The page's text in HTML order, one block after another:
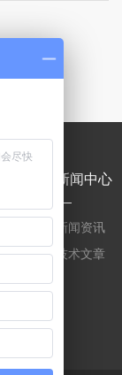
新闻中心
新闻资讯
技术文章